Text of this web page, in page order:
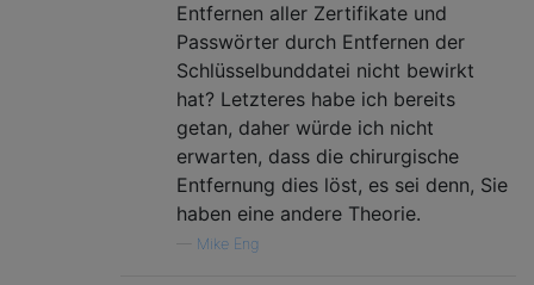
Entfernen aller Zertifikate und
Passwörter durch Entfernen der
Schlüsselbunddatei nicht bewirkt
hat? Letzteres habe ich bereits
getan, daher würde ich nicht
erwarten, dass die chirurgische
Entfernung dies löst, es sei denn, Sie
haben eine andere Theorie.
Mike Eng